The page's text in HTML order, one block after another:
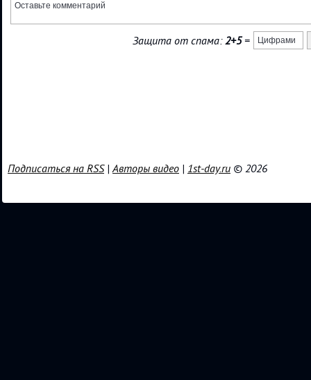
Защита от спама:2+5=
Подписаться на RSS|Авторы видео | 1st-day.ru © 2026